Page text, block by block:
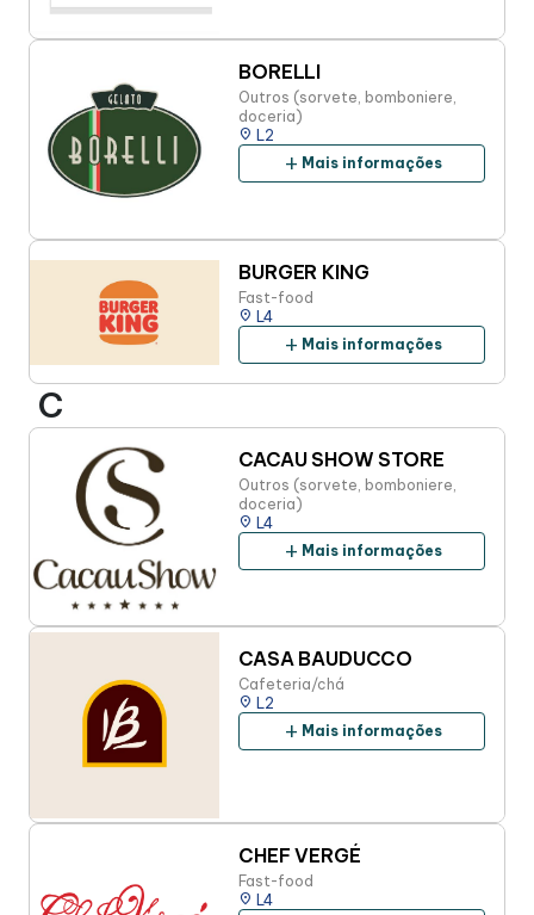
BORELLI
Outros (sorvete, bomboniere,
doceria)
place L2
add Mais informações
BURGER KING
Fast-food
place L4
add Mais informações
C
CACAU SHOW STORE
Outros (sorvete, bomboniere,
doceria)
place L4
add Mais informações
CASA BAUDUCCO
Cafeteria/chá
place L2
add Mais informações
CHEF VERGÉ
Fast-food
place L4